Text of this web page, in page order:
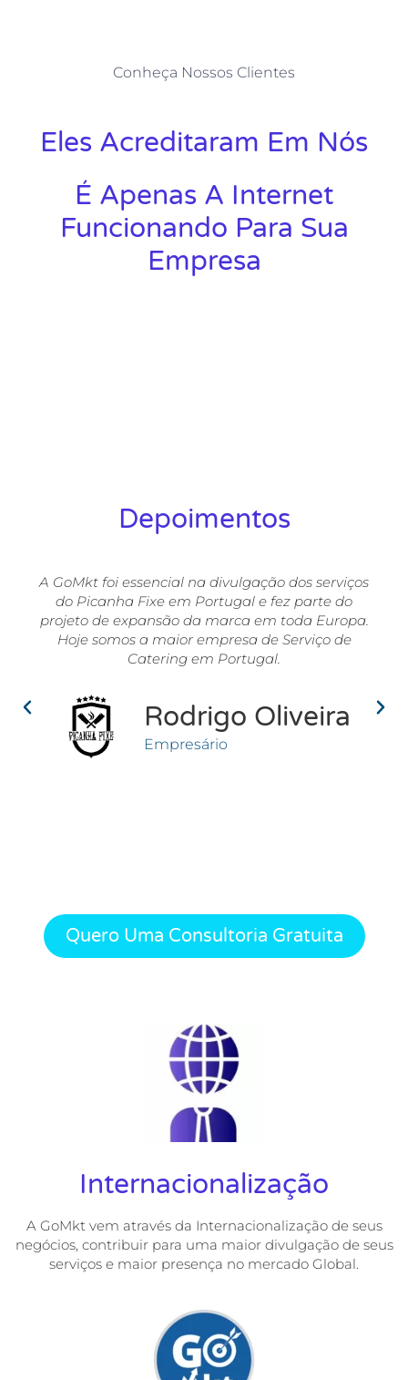
Conheça Nossos Clientes
Eles Acreditaram Em Nós
É Apenas A Internet
Funcionando Para Sua
Empresa
Depoimentos
A GoMkt foi essencial na divulgação dos serviços
do Picanha Fixe em Portugal e fez parte do
projeto de expansão da marca em toda Europa.
Hoje somos a maior empresa de Serviço de
Catering em Portugal.
Rodrigo Oliveira
Empresário
Quero Uma Consultoria Gratuita
Internacionalização
A GoMkt vem através da Internacionalização de seus
negócios, contribuir para uma maior divulgação de seus
serviços e maior presença no mercado Global.